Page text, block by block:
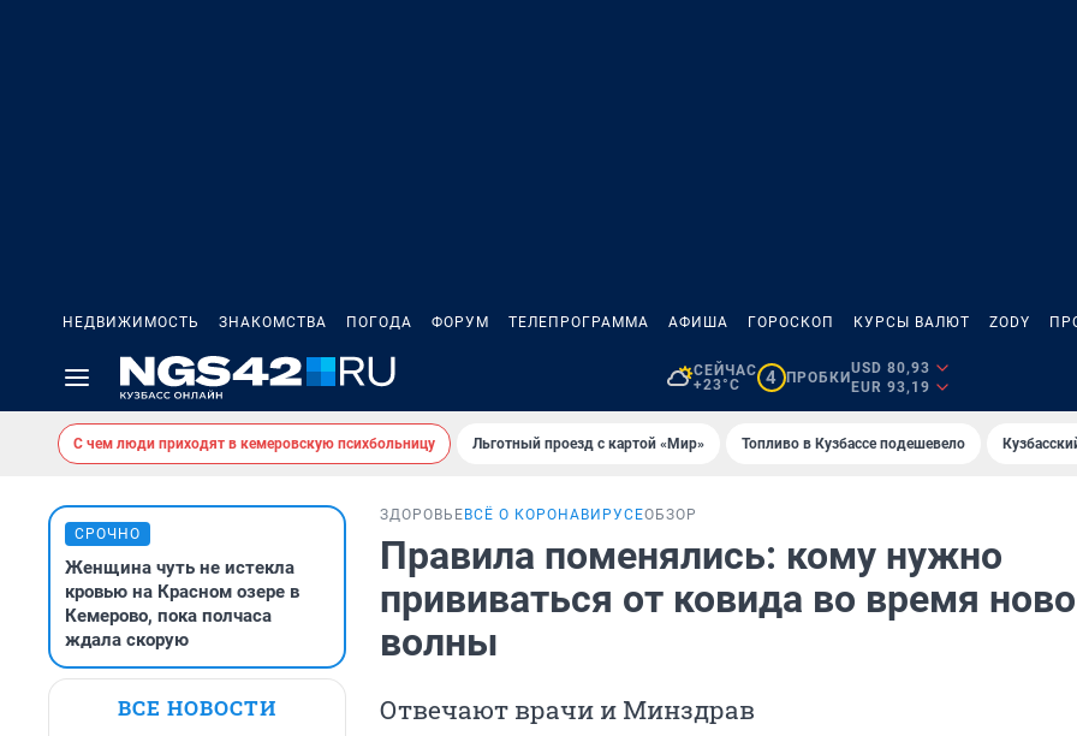
НЕДВИЖИМОСТЬ ЗНАКОМСТВА ПОГОДА ФОРУМ ТЕЛЕПРОГРАММА АФИША ГОРОСКОП КУРСЫ ВАЛЮТ ZODY
СЕЙЧАС
+23°C
4 ПРОБКИ
USD 80,93
EUR 93,19
С чем люди приходят в кемеровскую психбольницу Льготный проезд с картой «Мир» Топливо в Кузбассе подешевело
СРОЧНО
Женщина чуть не истекла
кровью на Красном озере в
Кемерово, пока полчаса
ждала скорую
ВСЕ НОВОСТИ
ЗДОРОВЬЕ ВСЁ О КОРОНАВИРУСЕОБЗОР
Правила поменялись: кому нужно
прививаться от ковида во время
волны
Отвечают врачи и Минздрав